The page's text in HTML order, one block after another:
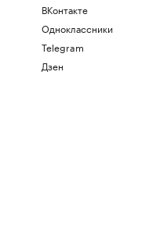
ВКонтакте
Одноклассники
Telegram
Дзен